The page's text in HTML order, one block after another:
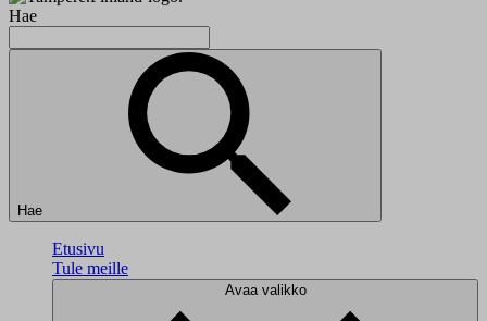
Hae
Hae
Etusivu
Tule meille
Avaa valikko